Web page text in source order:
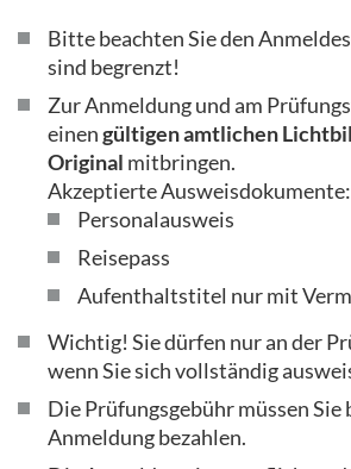
Bitte beachten Sie den
sind begrenzt!
Zur Anmeldung und am
einengültigen amtlichen
Original mitbringen.
Akzeptierte Ausweisdokumente:
Personalausweis
Reisepass
Aufenthaltstitel nur mit
Wichtig! Sie dürfen nur an der
wenn Sie sich vollständig
Die Prüfungsgebühr müssen Sie
Anmeldung bezahlen.